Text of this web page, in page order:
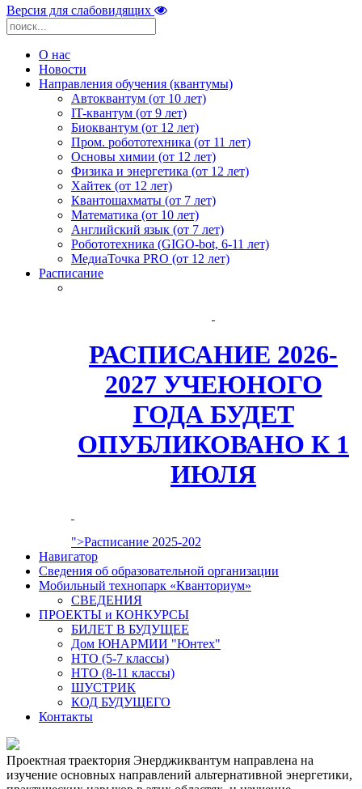
Версия для слабовидящих
О нас
Новости
Направления обучения (квантумы)
Автоквантум (от 10 лет)
IT-квантум (от 9 лет)
Биоквантум (от 12 лет)
Пром. робототехника (от 11 лет)
Основы химии (от 12 лет)
Физика и энергетика (от 12 лет)
Хайтек (от 12 лет)
Квантошахматы (от 7 лет)
Математика (от 10 лет)
Английский язык (от 7 лет)
Робототехника (GIGO-bot, 6-11 лет)
МедиаТочка PRO (от 12 лет)
Расписание
РАСПИСАНИЕ 2026-
2027 УЧЕЮНОГО
ГОДА БУДЕТ
ОПУБЛИКОВАНО К 1
ИЮЛЯ
">Расписание 2025-202
Навигатор
Сведения об образовательной организации
Мобильный технопарк «Кванториум»
СВЕДЕНИЯ
ПРОЕКТЫ и КОНКУРСЫ
БИЛЕТ В БУДУЩЕЕ
Дом ЮНАРМИИ "Юнтех"
НТО (5-7 классы)
НТО (8-11 классы)
ШУСТРИК
КОД БУДУЩЕГО
Контакты
Проектная траектория Энерджиквантум направлена на
изучение основных направлений альтернативной энергетики,